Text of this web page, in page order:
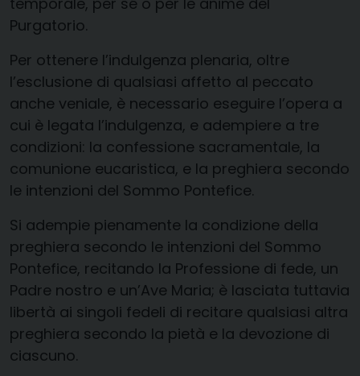
Purgatorio.
Per ottenere l’indulgenza plenaria, oltre
l’esclusione di qualsiasi affetto al peccato
anche veniale, è necessario eseguire l’opera a
cui è legata l’indulgenza, e adempiere a tre
condizioni: la confessione sacramentale, la
comunione eucaristica, e la preghiera secondo
le intenzioni del Sommo Pontefice.
Si adempie pienamente la condizione della
preghiera secondo le intenzioni del Sommo
Pontefice, recitando la Professione di fede, un
Padre nostro e un’Ave Maria; è lasciata tuttavia
libertà ai singoli fedeli di recitare qualsiasi altra
preghiera secondo la pietà e la devozione di
ciascuno.